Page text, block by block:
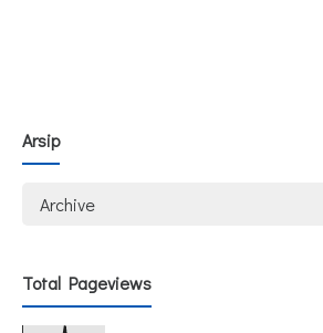
Arsip
Total Pageviews